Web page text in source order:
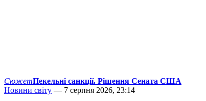
СюжетПекельні санкції. Рішення Сената США
Новини світу — 7 серпня 2026, 23:14